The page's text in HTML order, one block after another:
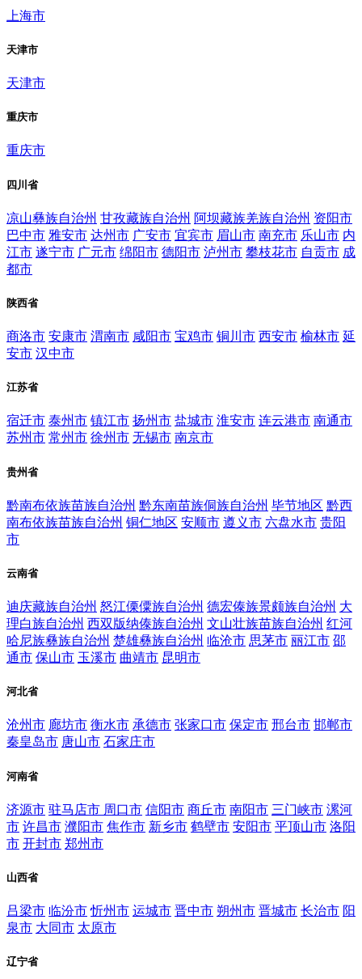
上海市
天津市
天津市
重庆市
重庆市
四川省
凉山彝族自治州 甘孜藏族自治州 阿坝藏族羌族自治州 资阳市
巴中市 雅安市 达州市 广安市 宜宾市 眉山市 南充市 乐山市 内
江市 遂宁市 广元市 绵阳市 德阳市 泸州市 攀枝花市 自贡市 成
都市
陕西省
商洛市 安康市 渭南市 咸阳市 宝鸡市 铜川市 西安市 榆林市 延
安市 汉中市
江苏省
宿迁市 泰州市 镇江市 扬州市 盐城市 淮安市 连云港市 南通市
苏州市 常州市 徐州市 无锡市 南京市
贵州省
黔南布依族苗族自治州 黔东南苗族侗族自治州 毕节地区 黔西
南布依族苗族自治州 铜仁地区 安顺市 遵义市 六盘水市 贵阳
市
云南省
迪庆藏族自治州 怒江傈僳族自治州 德宏傣族景颇族自治州 大
理白族自治州 西双版纳傣族自治州 文山壮族苗族自治州 红河
哈尼族彝族自治州 楚雄彝族自治州 临沧市 思茅市 丽江市 邵
通市 保山市 玉溪市 曲靖市 昆明市
河北省
沧州市 廊坊市 衡水市 承德市 张家口市 保定市 邢台市 邯郸市
秦皇岛市 唐山市 石家庄市
河南省
济源市 驻马店市 周口市 信阳市 商丘市 南阳市 三门峡市 漯河
市 许昌市 濮阳市 焦作市 新乡市 鹤壁市 安阳市 平顶山市 洛阳
市 开封市 郑州市
山西省
吕梁市 临汾市 忻州市 运城市 晋中市 朔州市 晋城市 长治市 阳
泉市 大同市 太原市
辽宁省